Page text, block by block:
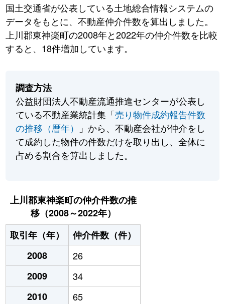
国土交通省が公表している土地総合情報システムの
データをもとに、不動産仲介件数を算出しました。
上川郡東神楽町の2008年と2022年の仲介件数を比較
すると、18件増加しています。
調査方法
公益財団法人不動産流通推進センターが公表し
ている不動産業統計集「売り物件成約報告件数
の推移（暦年）
」から、不動産会社が仲介をし
て成約した物件の件数だけを取り出し、全体に
占める割合を算出しました。
上川郡東神楽町の仲介件数の推
移（2008～2022年）
取引年（年）
仲介件数（件）
2008
26
2009
34
2010
65